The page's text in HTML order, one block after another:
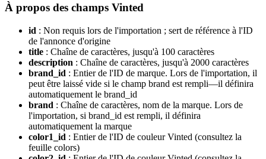
À propos des champs Vinted
id : Non requis lors de l'importation ; sert de référence à l'ID
de l'annonce d'origine
title : Chaîne de caractères, jusqu'à 100 caractères
description : Chaîne de caractères, jusqu'à 2000 caractères
brand_id : Entier de l'ID de marque. Lors de l'importation, il
peut être laissé vide si le champ brand est rempli—il définira
automatiquement le brand_id
brand : Chaîne de caractères, nom de la marque. Lors de
l'importation, si brand_id est rempli, il définira
automatiquement la marque
color1_id : Entier de l'ID de couleur Vinted (consultez la
feuille colors)